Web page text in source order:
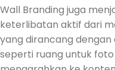
Wall Branding juga
keterlibatan aktif dari
yang dirancang
seperti ruang untuk